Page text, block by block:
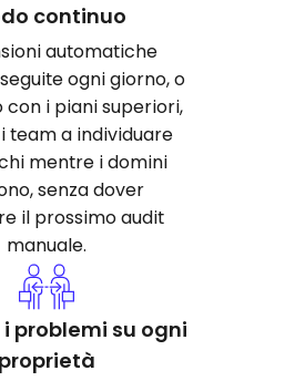
continuo
automatiche
ogni giorno, o
con i piani superiori,
team a individuare
mentre i domini
senza dover
il prossimo audit
manuale.
problemi su ogni
proprietà